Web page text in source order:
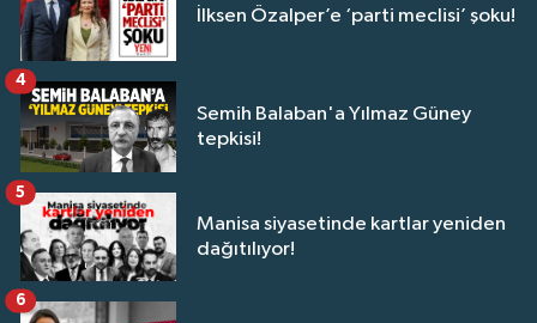
İlksen Özalper’e ‘parti meclisi’ şoku!
Semih Balaban'a Yılmaz Güney
tepkisi!
4
Manisa siyasetinde kartlar yeniden
dağıtılıyor!
5
6